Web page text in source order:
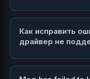
Как исправить
драйвер не